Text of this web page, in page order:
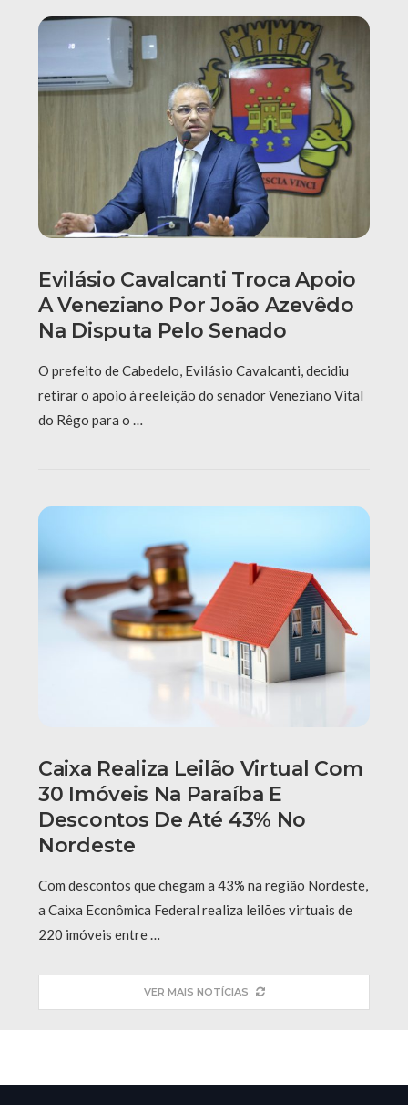
Evilásio Cavalcanti Troca Apoio
A Veneziano Por João Azevêdo
Na Disputa Pelo Senado
O prefeito de Cabedelo, Evilásio Cavalcanti, decidiu
retirar o apoio à reeleição do senador Veneziano Vital
do Rêgo para o …
Caixa Realiza Leilão Virtual Com
30 Imóveis Na Paraíba E
Descontos De Até 43% No
Nordeste
Com descontos que chegam a 43% na região Nordeste,
a Caixa Econômica Federal realiza leilões virtuais de
220 imóveis entre …
VER MAIS NOTÍCIAS